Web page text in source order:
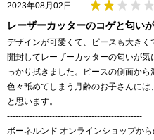
2023年08月02日
レーザーカッターのコゲと匂い
デザインが可愛くて、ピースも大きく
開封してレーザーカッターの匂いが
っかり拭きました。ピースの側面か
色々舐めてしまう月齢のお子さんに
と思います。
------------------------------------------------
ボーネルンド オンラインショップか